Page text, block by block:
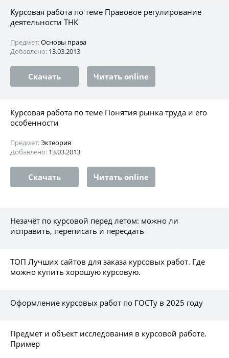
Курсовая работа по теме Правовое регулирование
деятельности ТНК
Предмет:Основы права
Добавлено: 13.03.2013
Скачать Читать online
Курсовая работа по теме Понятия рынка труда и его
особенности
Предмет:Эктеория
Добавлено: 13.03.2013
Скачать Читать online
Незачёт по курсовой перед летом: можно ли
исправить, переписать и пересдать
ТОП Лучших сайтов для заказа курсовых работ. Где
можно купить хорошую курсовую.
Оформление курсовых работ по ГОСТу в 2025 году
Предмет и объект исследования в курсовой работе.
Пример